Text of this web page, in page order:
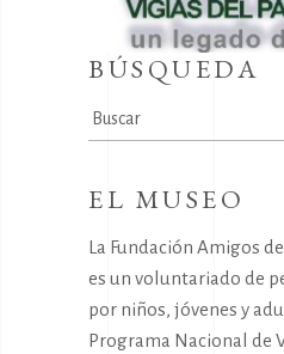
BÚSQUEDA
Search
for:
EL MUSEO
La Fundación Amigos
es un voluntariado de
por niños, jóvenes y
Programa Nacional de